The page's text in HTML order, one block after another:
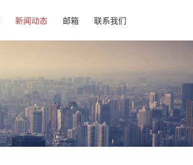
新闻动态 邮箱 联系我们